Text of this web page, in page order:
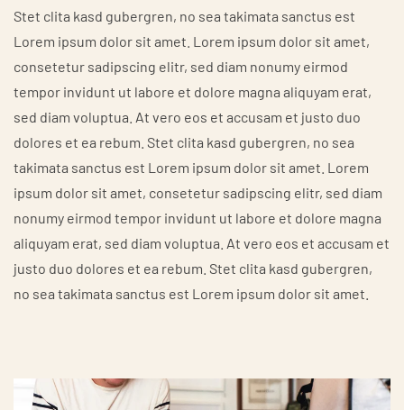
Stet clita kasd gubergren, no sea takimata sanctus est
Lorem ipsum dolor sit amet. Lorem ipsum dolor sit amet,
consetetur sadipscing elitr, sed diam nonumy eirmod
tempor invidunt ut labore et dolore magna aliquyam erat,
sed diam voluptua. At vero eos et accusam et justo duo
dolores et ea rebum. Stet clita kasd gubergren, no sea
takimata sanctus est Lorem ipsum dolor sit amet. Lorem
ipsum dolor sit amet, consetetur sadipscing elitr, sed diam
nonumy eirmod tempor invidunt ut labore et dolore magna
aliquyam erat, sed diam voluptua. At vero eos et accusam et
justo duo dolores et ea rebum. Stet clita kasd gubergren,
no sea takimata sanctus est Lorem ipsum dolor sit amet.